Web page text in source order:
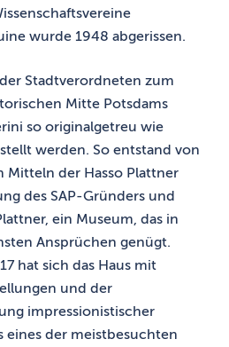
wurde 1948 abgerissen.
Stadtverordneten zum
Mitte Potsdams
so originalgetreu wie
werden. So entstand von
Mitteln der Hasso Plattner
des SAP-Gründers und
ein Museum, das in
Ansprüchen genügt.
hat sich das Haus mit
und der
impressionistischer
eines der meistbesuchten